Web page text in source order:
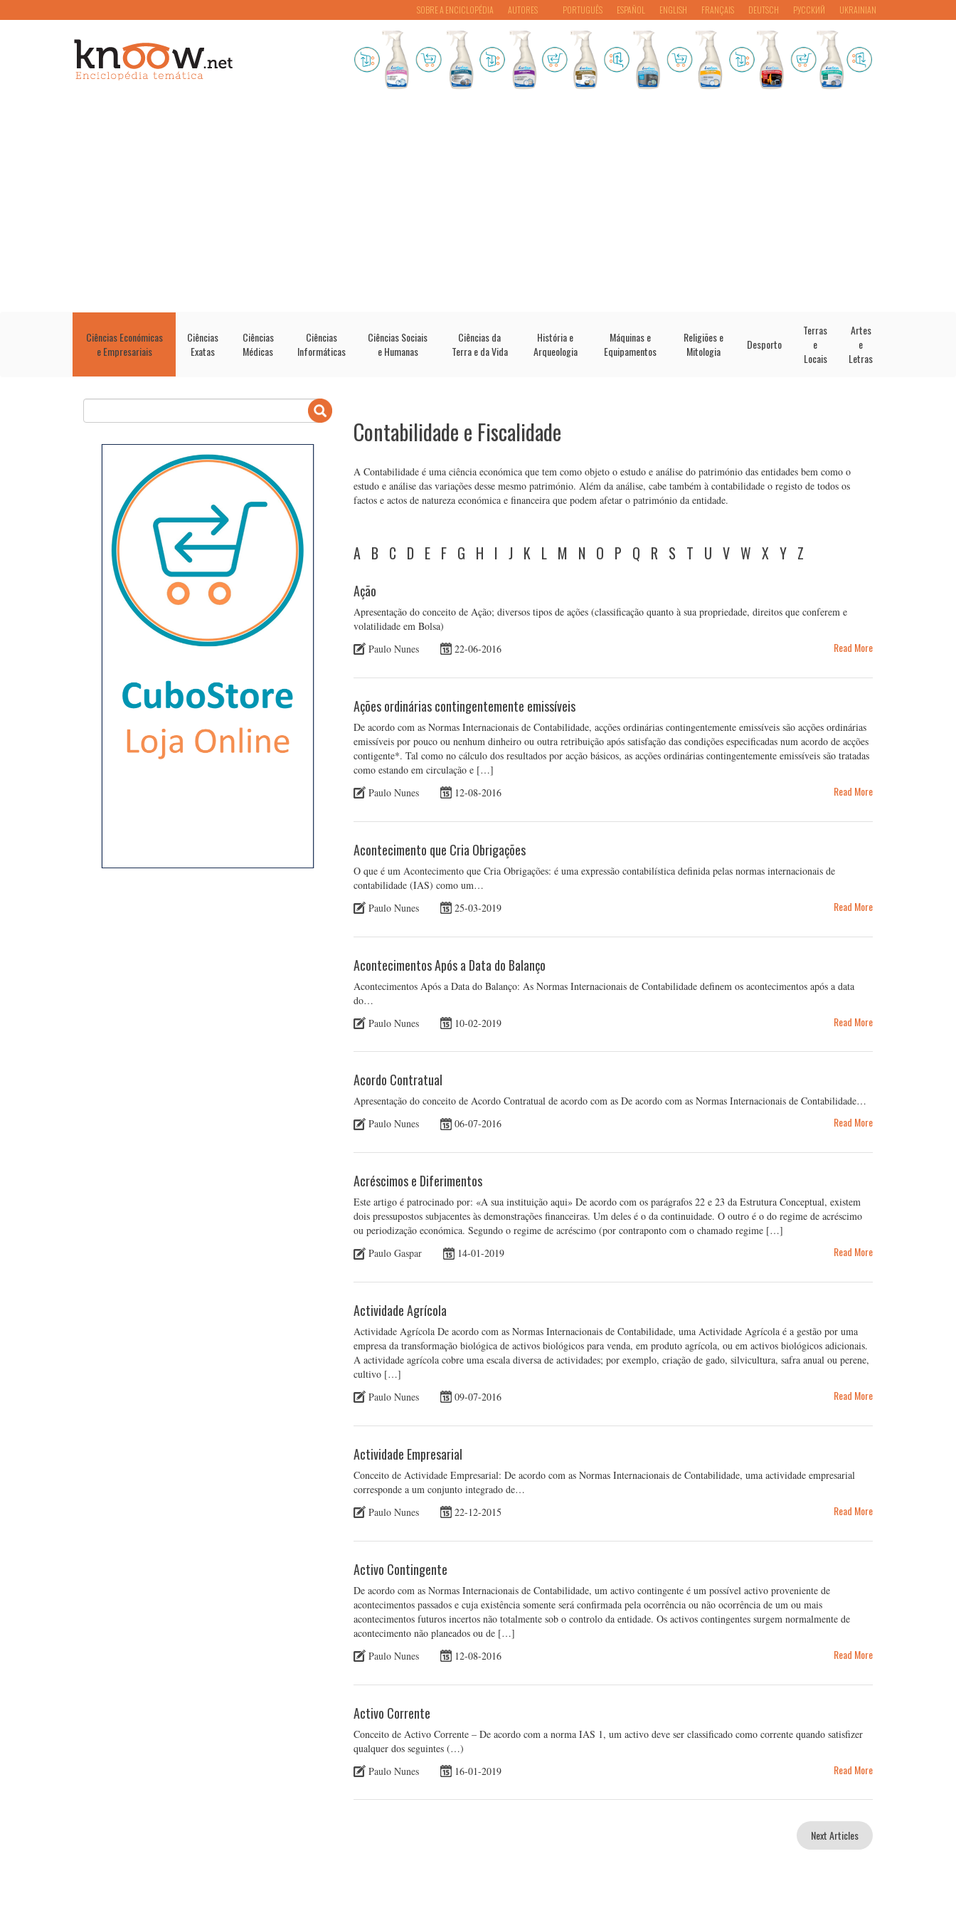
PORTUGUÊS ESPAÑOL ENGLISH FRANÇAIS DEUTSCH РУССКИЙ UKRAINIAN
SOBRE A ENCICLOPÉDIA AUTORES
Ciências Económicas
e Empresariais
Ciências
Exatas
Ciências
Médicas
Ciências
Informáticas
Ciências Sociais
e Humanas
Ciências da
Terra e da Vida
História e
Arqueologia
Máquinas e
Equipamentos
Religiões e
Mitologia
Desporto
Terras
e
Locais
Artes
e
Letras
Contabilidade e Fiscalidade
A Contabilidade é uma ciência económica que tem como objeto o estudo e análise do património das entidades bem como o
estudo e análise das variações desse mesmo património. Além da análise, cabe também à contabilidade o registo de todos os
factos e actos de natureza económica e financeira que podem afetar o património da entidade.
A B C D E F G H I J K L M N O P Q R S T U V W X Y Z
Ação
Apresentação do conceito de Ação; diversos tipos de ações (classificação quanto à sua propriedade, direitos que conferem e
volatilidade em Bolsa)
Paulo Nunes
22-06-2016 Read More
Ações ordinárias contingentemente emissíveis
De acordo com as Normas Internacionais de Contabilidade, acções ordinárias contingentemente emissíveis são acções ordinárias
emissíveis por pouco ou nenhum dinheiro ou outra retribuição após satisfação das condições especificadas num acordo de acções
contigente*. Tal como no cálculo dos resultados por acção básicos, as acções ordinárias contingentemente emissíveis são tratadas
como estando em circulação e […]
Paulo Nunes
12-08-2016 Read More
Acontecimento que Cria Obrigações
O que é um Acontecimento que Cria Obrigações: é uma expressão contabilística definida pelas normas internacionais de
contabilidade (IAS) como um…
Paulo Nunes
25-03-2019 Read More
Acontecimentos Após a Data do Balanço
Acontecimentos Após a Data do Balanço: As Normas Internacionais de Contabilidade definem os acontecimentos após a data
do…
Paulo Nunes
10-02-2019 Read More
Acordo Contratual
Apresentação do conceito de Acordo Contratual de acordo com as De acordo com as Normas Internacionais de Contabilidade…
Paulo Nunes
06-07-2016 Read More
Acréscimos e Diferimentos
Este artigo é patrocinado por: «A sua instituição aqui» De acordo com os parágrafos 22 e 23 da Estrutura Conceptual, existem
dois pressupostos subjacentes às demonstrações financeiras. Um deles é o da continuidade. O outro é o do regime de acréscimo
ou periodização económica. Segundo o regime de acréscimo (por contraponto com o chamado regime […]
Paulo Gaspar
14-01-2019 Read More
Actividade Agrícola
Actividade Agrícola De acordo com as Normas Internacionais de Contabilidade, uma Actividade Agrícola é a gestão por uma
empresa da transformação biológica de activos biológicos para venda, em produto agrícola, ou em activos biológicos adicionais.
A actividade agrícola cobre uma escala diversa de actividades; por exemplo, criação de gado, silvicultura, safra anual ou perene,
cultivo […]
Paulo Nunes
09-07-2016 Read More
Actividade Empresarial
Conceito de Actividade Empresarial: De acordo com as Normas Internacionais de Contabilidade, uma actividade empresarial
corresponde a um conjunto integrado de…
Paulo Nunes
22-12-2015 Read More
Activo Contingente
De acordo com as Normas Internacionais de Contabilidade, um activo contingente é um possível activo proveniente de
acontecimentos passados e cuja existência somente será confirmada pela ocorrência ou não ocorrência de um ou mais
acontecimentos futuros incertos não totalmente sob o controlo da entidade. Os activos contingentes surgem normalmente de
acontecimento não planeados ou de […]
Paulo Nunes
12-08-2016 Read More
Activo Corrente
Conceito de Activo Corrente – De acordo com a norma IAS 1, um activo deve ser classificado como corrente quando satisfizer
qualquer dos seguintes (…)
Paulo Nunes
16-01-2019 Read More
Next Articles